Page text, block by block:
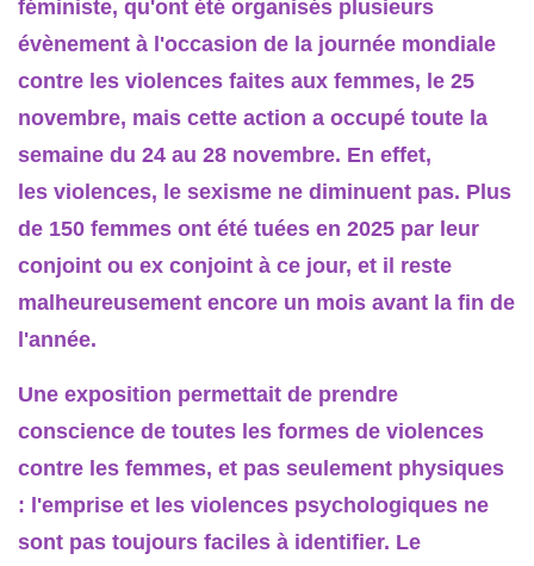
féministe, qu'ont été organisés plusieurs
évènement à l'occasion de la journée mondiale
contre les violences faites aux femmes, le 25
novembre, mais cette action a occupé toute la
semaine du 24 au 28 novembre. En effet,
les violences, le sexisme ne diminuent pas. Plus
de 150 femmes ont été tuées en 2025 par leur
conjoint ou ex conjoint à ce jour, et il reste
malheureusement encore un mois avant la fin de
l'année.
Une exposition permettait de prendre
conscience de toutes les formes de violences
contre les femmes, et pas seulement physiques
: l'emprise et les violences psychologiques ne
sont pas toujours faciles à identifier. Le